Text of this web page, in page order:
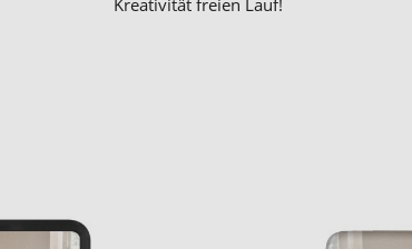
Kreativität freien Lauf!